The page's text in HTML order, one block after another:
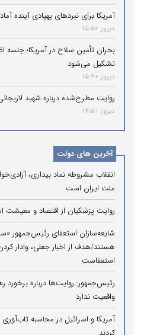
آمریکا برای نبردهای پهپادی آینده
دیروز 15:50
بحران تأمین سلاح در آمریکا؛ جلسه
تشکیل می‌شود
دیروز 15:40
روایت مطرح‌شده درباره شهید
دیروز 14:51
آخرین های دولت
انقلاب مشروطه نماد بیداری،
ملت ایران است
روایت پزشکیان از اقتصاد و
شایعه‌سازان استعفای رئیس‌جمهور
هستند/هدف از اخبار جعلی، وادار
استعفاست
رئیس‌جمهور: روایت‌ها درباره برخورد
واقعیت ندارد
آمریکا و اسرائیل در محاسبه تاب‌آوری